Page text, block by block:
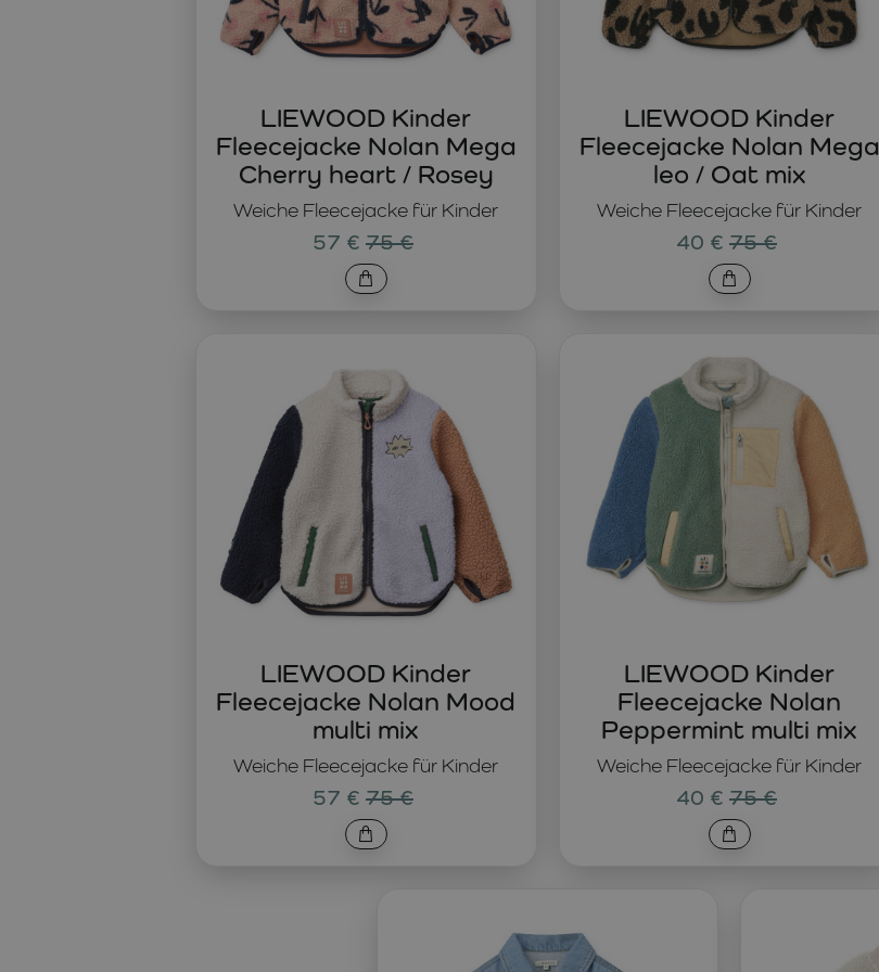
Weiche Fleecejacke für Kinder
LIEWOOD Kinder
Fleecejacke Nolan Mega
Cherry heart / Rosey
57 € 75 €
Weiche Fleecejacke für Kinder
LIEWOOD Kinder
Fleecejacke Nolan Mega
leo / Oat mix
40 € 75 €
Weiche Fleecejacke für Kinder
LIEWOOD Kinder
Fleecejacke Nolan Mood
multi mix
57 € 75 €
Weiche Fleecejacke für Kinder
LIEWOOD Kinder
Fleecejacke Nolan
Peppermint multi mix
40 € 75 €